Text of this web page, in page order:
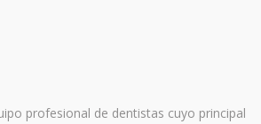
profesional de dentistas cuyo principal